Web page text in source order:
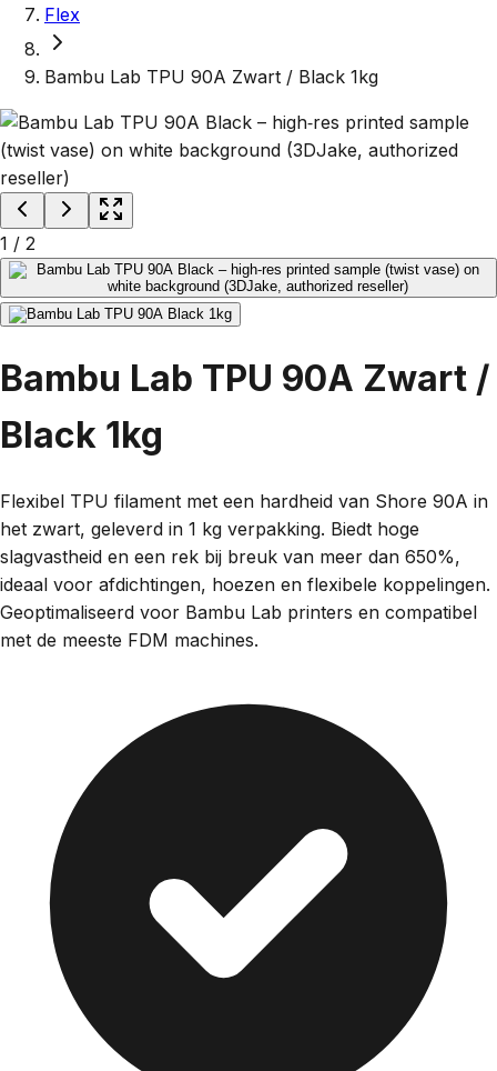
Flex
Bambu Lab TPU 90A Zwart / Black 1kg
1 / 2
Bambu Lab TPU 90A Zwart /
Black 1kg
Flexibel TPU filament met een hardheid van Shore 90A in
het zwart, geleverd in 1 kg verpakking. Biedt hoge
slagvastheid en een rek bij breuk van meer dan 650%,
ideaal voor afdichtingen, hoezen en flexibele koppelingen.
Geoptimaliseerd voor Bambu Lab printers en compatibel
met de meeste FDM machines.